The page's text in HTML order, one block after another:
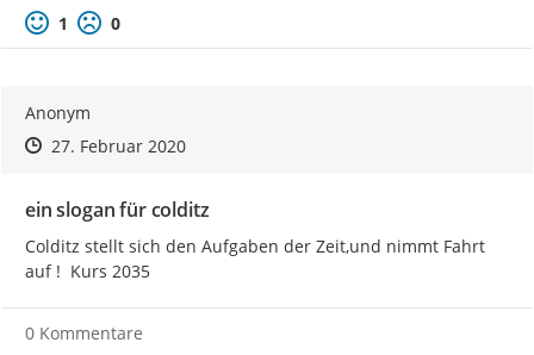
Positive Bewertung
1 Negative Bewertung
0
Anonym
Zeitpunkt des Erstellens
Zeitpunkt des Erstellens
27. Februar 2020Zur Äußerung
ein slogan für colditz
Colditz stellt sich den Aufgaben der Zeit,und nimmt Fahrt
auf !  Kurs 2035
0 Kommentare